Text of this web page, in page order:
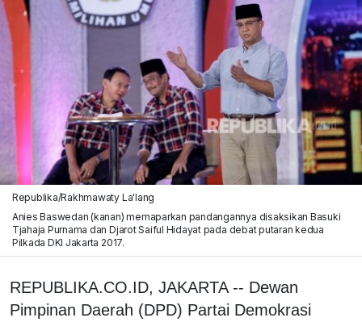
Republika/Rakhmawaty La'lang
Anies Baswedan (kanan) memaparkan pandangannya disaksikan Basuki
Tjahaja Purnama dan Djarot Saiful Hidayat pada debat putaran kedua
Pilkada DKI Jakarta 2017.
REPUBLIKA.CO.ID, JAKARTA -- Dewan
Pimpinan Daerah (DPD) Partai Demokrasi